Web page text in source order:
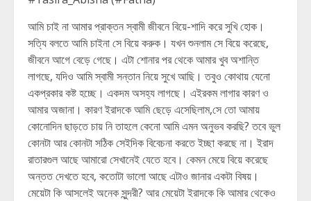
আমি চাই না আমার প্রাক্তন স্বামী জীবনে বিয়ে-শাদি করে সুখি হোক।
সত্যি বলতে আমি চাইনা সে বিয়ে করুক। যখন শুনলাম সে বিয়ে করেছে,
জীবনে আগে বেড়ে গেছে। এটা শোনার পর থেকে আমার খুব অশান্তি
লাগছে, যদিও আমি স্বামী সন্তান নিয়ে সুখে আছি। তবুও কোথায় যেনো
একপ্রকার কষ্ট হচ্ছে। একদম অসহ্য লাগছে। এইরকম লাগার কারণ ও
আমার অজানা। কারণ ইরাদকে আমি ছেড়ে এসেছিলাম,সে তো আমায়
কোনোদিন ছাড়তে চায় নি তাহলে কেনো আমি এমন অনুভব করছি? তবে ভুল
কোনটা আর কোনটা সঠিক সেইদিক বিবেচনা করতে ইচ্ছা করছে না। ইরাদ
রাতারগুল আছে আমারো সেখানেই যেতে হবে। কেমন মেয়ে বিয়ে করেছে
অন্তত দেখতে হবে, কতোটা ভালো আছে এটাও জানার একটা বিষয়।
মেয়েটা কি আসলেই অনেক সুন্দরী? আর মেয়েটা ইরাদকে কি আমার থেকেও